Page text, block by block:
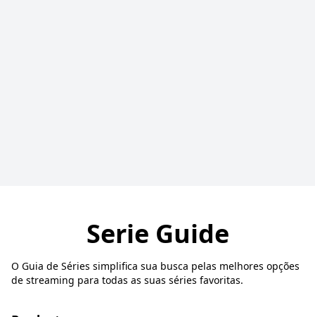
Serie Guide
O Guia de Séries simplifica sua busca pelas melhores opções
de streaming para todas as suas séries favoritas.